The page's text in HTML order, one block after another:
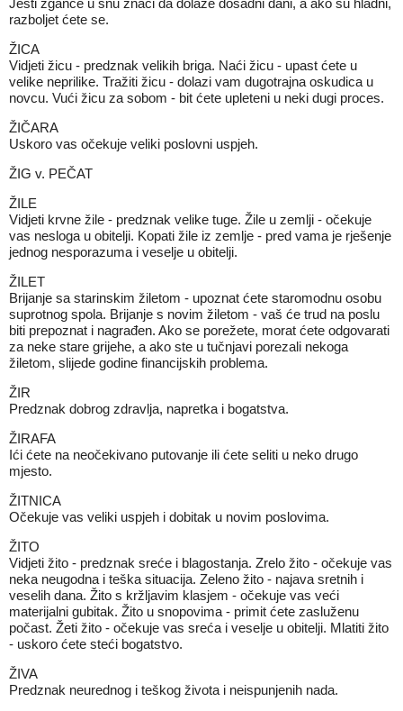
Jesti žgance u snu znači da dolaze dosadni dani, a ako su hladni,
razboljet ćete se.
ŽICA
Vidjeti žicu - predznak velikih briga. Naći žicu - upast ćete u
velike neprilike. Tražiti žicu - dolazi vam dugotrajna oskudica u
novcu. Vući žicu za sobom - bit ćete upleteni u neki dugi proces.
ŽIČARA
Uskoro vas očekuje veliki poslovni uspjeh.
ŽIG v. PEČAT
ŽILE
Vidjeti krvne žile - predznak velike tuge. Žile u zemlji - očekuje
vas nesloga u obitelji. Kopati žile iz zemlje - pred vama je rješenje
jednog nesporazuma i veselje u obitelji.
ŽILET
Brijanje sa starinskim žiletom - upoznat ćete staromodnu osobu
suprotnog spola. Brijanje s novim žiletom - vaš će trud na poslu
biti prepoznat i nagrađen. Ako se porežete, morat ćete odgovarati
za neke stare grijehe, a ako ste u tučnjavi porezali nekoga
žiletom, slijede godine financijskih problema.
ŽIR
Predznak dobrog zdravlja, napretka i bogatstva.
ŽIRAFA
Ići ćete na neočekivano putovanje ili ćete seliti u neko drugo
mjesto.
ŽITNICA
Očekuje vas veliki uspjeh i dobitak u novim poslovima.
ŽITO
Vidjeti žito - predznak sreće i blagostanja. Zrelo žito - očekuje vas
neka neugodna i teška situacija. Zeleno žito - najava sretnih i
veselih dana. Žito s kržljavim klasjem - očekuje vas veći
materijalni gubitak. Žito u snopovima - primit ćete zasluženu
počast. Žeti žito - očekuje vas sreća i veselje u obitelji. Mlatiti žito
- uskoro ćete steći bogatstvo.
ŽIVA
Predznak neurednog i teškog života i neispunjenih nada.